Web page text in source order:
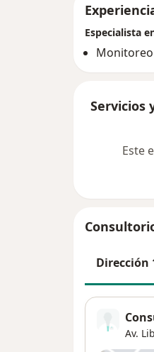
Especialista
Servicios
Este
Dirección
Av.